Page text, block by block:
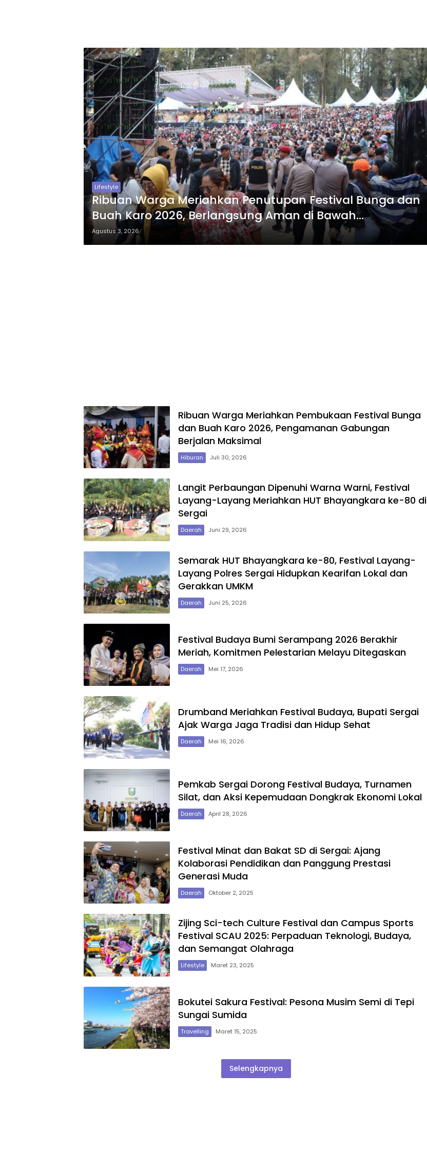
Lifestyle
Ribuan Warga Meriahkan Penutupan Festival Bunga dan
Buah Karo 2026, Berlangsung Aman di Bawah
Pengamanan Gabungan
Agustus 3, 2026
Ribuan Warga Meriahkan Pembukaan Festival Bunga
dan Buah Karo 2026, Pengamanan Gabungan
Berjalan Maksimal
Hiburan Juli 30, 2026
Langit Perbaungan Dipenuhi Warna Warni, Festival
Layang-Layang Meriahkan HUT Bhayangkara ke-80 di
Sergai
Daerah Juni 29, 2026
Semarak HUT Bhayangkara ke-80, Festival Layang-
Layang Polres Sergai Hidupkan Kearifan Lokal dan
Gerakkan UMKM
Daerah Juni 25, 2026
Festival Budaya Bumi Serampang 2026 Berakhir
Meriah, Komitmen Pelestarian Melayu Ditegaskan
Daerah Mei 17, 2026
Drumband Meriahkan Festival Budaya, Bupati Sergai
Ajak Warga Jaga Tradisi dan Hidup Sehat
Daerah Mei 16, 2026
Pemkab Sergai Dorong Festival Budaya, Turnamen
Silat, dan Aksi Kepemudaan Dongkrak Ekonomi Lokal
Daerah April 28, 2026
Festival Minat dan Bakat SD di Sergai: Ajang
Kolaborasi Pendidikan dan Panggung Prestasi
Generasi Muda
Daerah Oktober 2, 2025
Zijing Sci-tech Culture Festival dan Campus Sports
Festival SCAU 2025: Perpaduan Teknologi, Budaya,
dan Semangat Olahraga
Lifestyle Maret 23, 2025
Bokutei Sakura Festival: Pesona Musim Semi di Tepi
Sungai Sumida
Travelling Maret 15, 2025
Selengkapnya